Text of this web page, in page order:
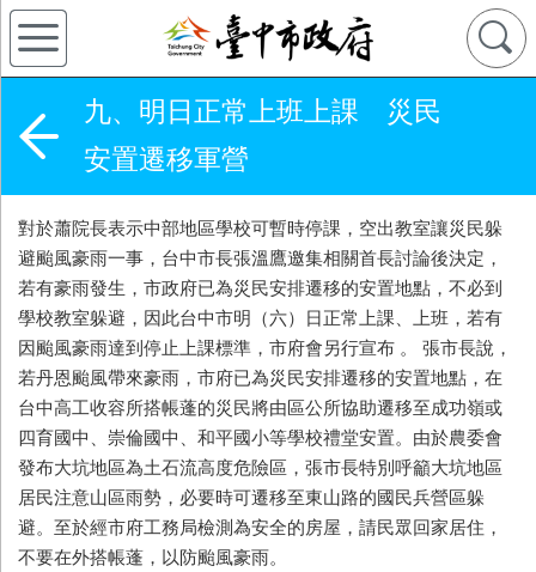
九、明日正常上班上課 災民
安置遷移軍營
對於蕭院長表示中部地區學校可暫時停課，空出教室讓災民躲
避颱風豪雨一事，台中市長張溫鷹邀集相關首長討論後決定，
若有豪雨發生，市政府已為災民安排遷移的安置地點，不必到
學校教室躲避，因此台中市明（六）日正常上課、上班，若有
因颱風豪雨達到停止上課標準，市府會另行宣布 。 張市長說，
若丹恩颱風帶來豪雨，市府已為災民安排遷移的安置地點，在
台中高工收容所搭帳蓬的災民將由區公所協助遷移至成功嶺或
四育國中、崇倫國中、和平國小等學校禮堂安置。由於農委會
發布大坑地區為土石流高度危險區，張市長特別呼籲大坑地區
居民注意山區雨勢，必要時可遷移至東山路的國民兵營區躲
避。至於經市府工務局檢測為安全的房屋，請民眾回家居住，
不要在外搭帳蓬，以防颱風豪雨。